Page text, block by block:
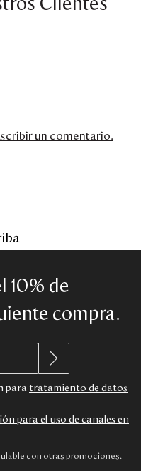
Clientes
un comentario.
10% de
compra.
para tratamiento de datos
para el uso de canales en
con otras promociones.